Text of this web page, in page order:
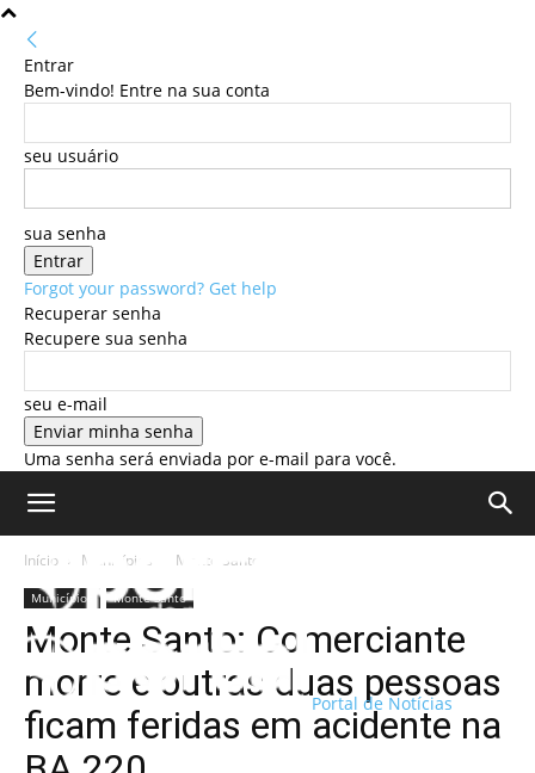
Entrar
Bem-vindo! Entre na sua conta
seu usuário
sua senha
Forgot your password? Get help
Recuperar senha
Recupere sua senha
seu e-mail
Uma senha será enviada por e-mail para você.
Portal de Notícias
Início Municípios Monte Santo
Municípios Monte Santo
Monte Santo: Comerciante
morre e outras duas pessoas
ficam feridas em acidente na